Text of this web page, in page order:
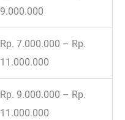
9.000.000
Rp. 7.000.000 – Rp.
11.000.000
Rp. 9.000.000 – Rp.
11.000.000